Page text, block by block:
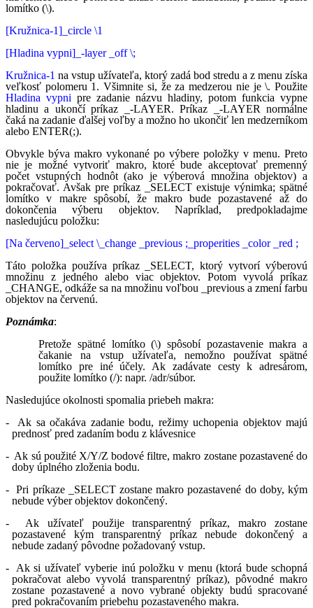
lomítko (\).
[Kružnica-1]_circle \1
[Hladina vypni]_-layer _off \;
Kružnica-1 na vstup užívateľa, ktorý zadá bod stredu a z menu získa
veľkosť polomeru 1. Všimnite si, že za medzerou nie je \. Použite
Hladina vypni pre zadanie názvu hladiny, potom funkcia vypne
hladinu a ukončí príkaz _-LAYER. Príkaz _-LAYER normálne
čaká na zadanie ďalšej voľby a možno ho ukončiť len medzerníkom
alebo ENTER(;).
Obvykle býva makro vykonané po výbere položky v menu. Preto
nie je možné vytvoriť makro, ktoré bude akceptovať premenný
počet vstupných hodnôt (ako je výberová množina objektov) a
pokračovať. Avšak pre príkaz _SELECT existuje výnimka; spätné
lomítko v makre spôsobí, že makro bude pozastavené až do
dokončenia výberu objektov. Napríklad, predpokladajme
nasledujúcu položku:
[Na červeno]_select \_change _previous ;_properities _color _red ;
Táto položka používa príkaz _SELECT, ktorý vytvorí výberovú
množinu z jedného alebo viac objektov. Potom vyvolá príkaz
_CHANGE, odkáže sa na množinu voľbou _previous a zmení farbu
objektov na červenú.
Poznámka:
Pretože spätné lomítko (\) spôsobí pozastavenie makra a
čakanie na vstup užívateľa, nemožno používat spätné
lomítko pre iné účely. Ak zadávate cesty k adresárom,
použite lomítko (/): napr. /adr/súbor.
Nasledujúce okolnosti spomalia priebeh makra:
- Ak sa očakáva zadanie bodu, režimy uchopenia objektov majú
prednosť pred zadaním bodu z klávesnice
- Ak sú použité X/Y/Z bodové filtre, makro zostane pozastavené do
doby úplného zloženia bodu.
- Pri príkaze _SELECT zostane makro pozastavené do doby, kým
nebude výber objektov dokončený.
- Ak užívateľ použije transparentný príkaz, makro zostane
pozastavené kým transparentný príkaz nebude dokončený a
nebude zadaný pôvodne požadovaný vstup.
- Ak si užívateľ vyberie inú položku v menu (ktorá bude schopná
pokračovat alebo vyvolá transparentný príkaz), pôvodné makro
zostane pozastavené a novo vybrané objekty budú spracované
pred pokračovaním priebehu pozastaveného makra.